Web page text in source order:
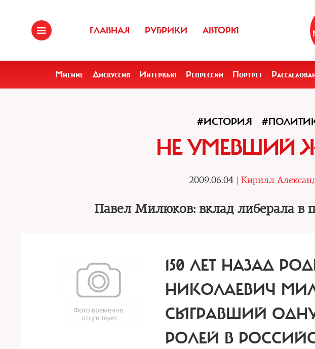
ГЛАВНАЯ РУБРИКИ АВТОРЫ
Мнение Дискуссия Интервью Репрессии Портрет
#ИСТОРИЯ
НЕ УМЕВШИЙ
2009.06.04 | Кирилл
Павел Милюков: вклад либерала в
150 ЛЕТ НАЗАД
НИКОЛАЕВИЧ
СЫГРАВШИЙ
РОЛЕЙ В